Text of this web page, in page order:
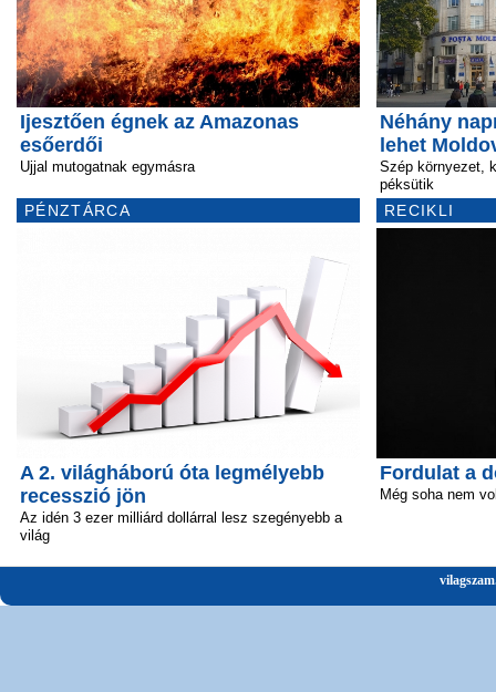
Ijesztően égnek az Amazonas
esőerdői
Ujjal mutogatnak egymásra
PÉNZTÁRCA
A 2. világháború óta legmélyebb
recesszió jön
Az idén 3 ezer milliárd dollárral lesz szegényebb a
világ
Néhány
lehet
Szép környezet,
péksütik
RECIKLI
Fordulat a
Még soha nem